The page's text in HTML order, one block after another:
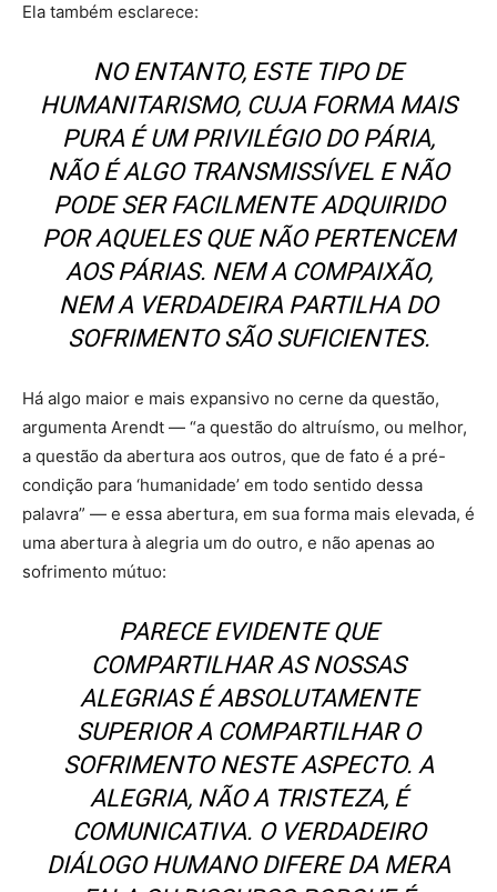
Ela também esclarece:
NO ENTANTO, ESTE TIPO DE
HUMANITARISMO, CUJA FORMA MAIS
PURA É UM PRIVILÉGIO DO PÁRIA,
NÃO É ALGO TRANSMISSÍVEL E NÃO
PODE SER FACILMENTE ADQUIRIDO
POR AQUELES QUE NÃO PERTENCEM
AOS PÁRIAS. NEM A COMPAIXÃO,
NEM A VERDADEIRA PARTILHA DO
SOFRIMENTO SÃO SUFICIENTES.
Há algo maior e mais expansivo no cerne da questão,
argumenta Arendt — “a questão do altruísmo, ou melhor,
a questão da abertura aos outros, que de fato é a pré-
condição para ‘humanidade’ em todo sentido dessa
palavra” — e essa abertura, em sua forma mais elevada, é
uma abertura à alegria um do outro, e não apenas ao
sofrimento mútuo:
PARECE EVIDENTE QUE
COMPARTILHAR AS NOSSAS
ALEGRIAS É ABSOLUTAMENTE
SUPERIOR A COMPARTILHAR O
SOFRIMENTO NESTE ASPECTO. A
ALEGRIA, NÃO A TRISTEZA, É
COMUNICATIVA. O VERDADEIRO
DIÁLOGO HUMANO DIFERE DA MERA